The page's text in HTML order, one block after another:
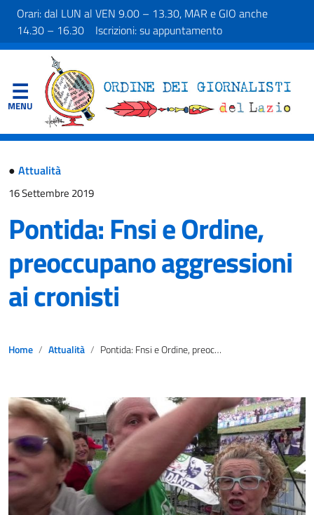
Orari: dal LUN al VEN 9.00 – 13.30, MAR e GIO anche
14.30 – 16.30 Iscrizioni: su appuntamento
● Attualità
16 Settembre 2019
Pontida: Fnsi e Ordine,
preoccupano aggressioni
ai cronisti
Home Attualità Pontida: Fnsi e Ordine, preoccupano aggressioni ai cronisti